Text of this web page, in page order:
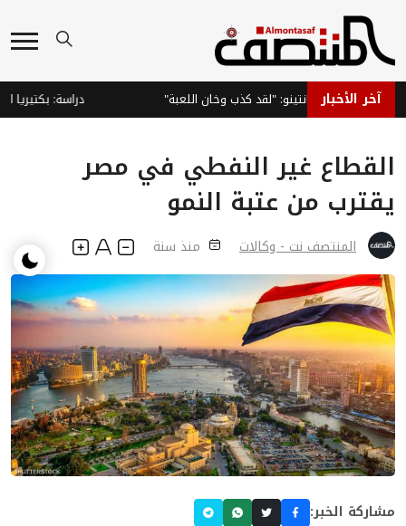
آخر الأخبار
بإقالة إنفانتينو: "لقد كذب وخان اللعبة" دراسة: بكتيريا
القطاع غير النفطي في مصر
يقترب من عتبة النمو
المنتصف نت - وكالات منذ سنة
مشاركة الخبر: